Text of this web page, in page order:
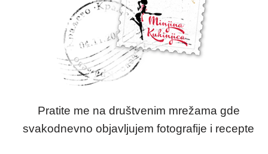
Pratite me na društvenim mrežama gde
svakodnevno objavljujem fotografije i recepte